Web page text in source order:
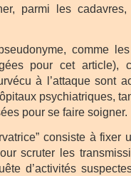
parmi les
comme
pour cet article),
à l’attaque sont
psychiatriques,
pour se faire soigner.
consiste à fixer
scruter les
d’activités